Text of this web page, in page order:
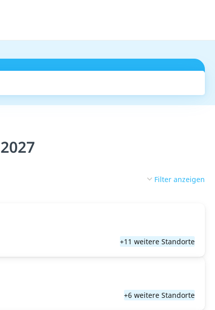
Filter anzeigen
+11 weitere Standorte
+6 weitere Standorte